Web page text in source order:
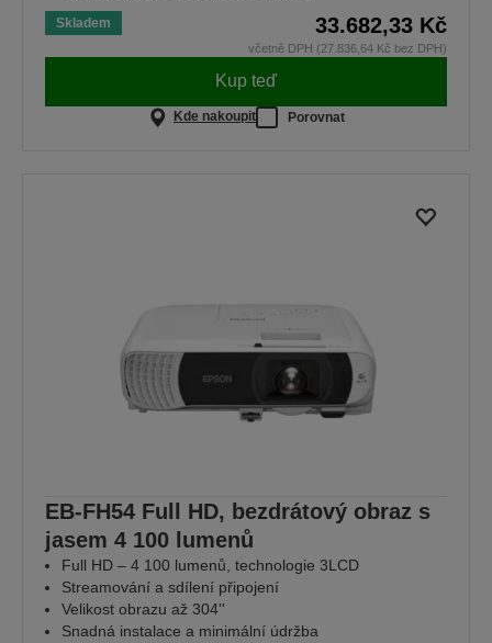
Skladem 33.682,33 Kč
včetně DPH (27.836,64 Kč bez DPH)
Kup teď
Kde nakoupit Porovnat
EB-FH54 Full HD, bezdrátový obraz s
jasem 4 100 lumenů
Full HD – 4 100 lumenů, technologie 3LCD
Streamování a sdílení připojení
Velikost obrazu až 304''
Snadná instalace a minimální údržba